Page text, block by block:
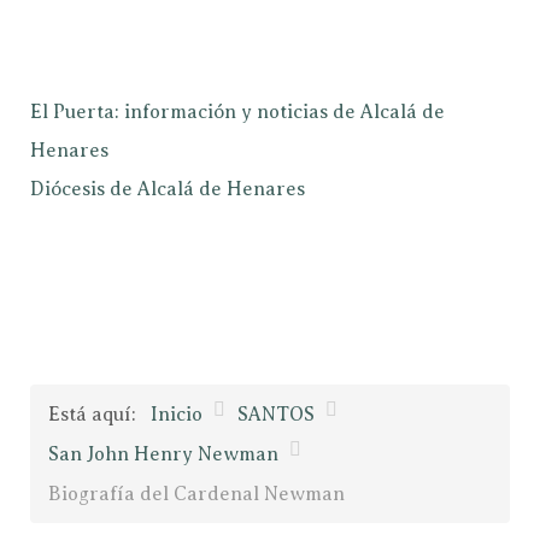
El Puerta: información y noticias de Alcalá de
Henares
Diócesis de Alcalá de Henares
Está aquí: Inicio
SANTOS
San John Henry Newman
Biografía del Cardenal Newman